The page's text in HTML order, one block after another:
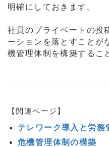
明確にしておきます。
社員のプライベートの投
ーションを落とすことが
機管理体制を構築するこ
【関連ページ】
テレワーク導入と労務
危機管理体制の構築